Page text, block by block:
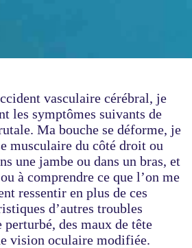
vasculaire cérébral, je
les symptômes suivants de
Ma bouche se déforme, je
musculaire du côté droit ou
une jambe ou dans un bras, et
à comprendre ce que l’on me
ressentir en plus de ces
d’autres troubles
des maux de tête
vision oculaire modifiée.